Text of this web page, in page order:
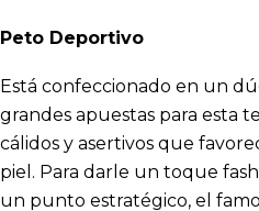
Peto Deportivo
Está confeccionado en un
grandes apuestas para esta
cálidos y asertivos que
piel. Para darle un toque
un punto estratégico, el